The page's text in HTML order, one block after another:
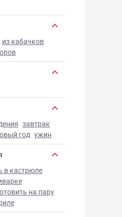
из кабачков
завтрак
год ужин
в кастрюле
на пару